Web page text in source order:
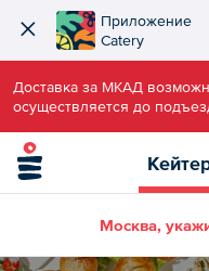
Приложение
Catery
Доставка за МКАД
осуществляется до
Москва,